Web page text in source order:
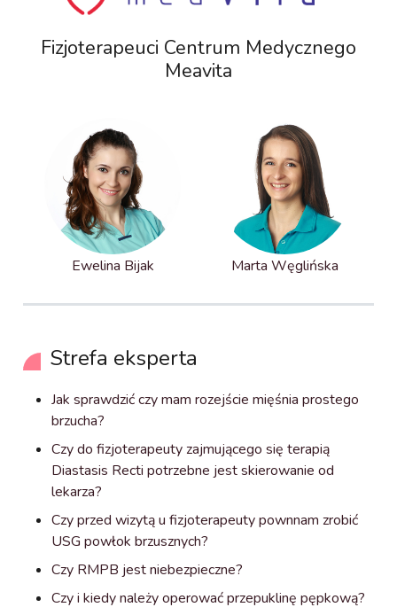
Fizjoterapeuci Centrum Medycznego
Meavita
Ewelina Bijak Marta Węglińska
Strefa eksperta
Jak sprawdzić czy mam rozejście mięśnia prostego
brzucha?
Czy do fizjoterapeuty zajmującego się terapią
Diastasis Recti potrzebne jest skierowanie od
lekarza?
Czy przed wizytą u fizjoterapeuty pownnam zrobić
USG powłok brzusznych?
Czy RMPB jest niebezpieczne?
Czy i kiedy należy operować przepuklinę pępkową?